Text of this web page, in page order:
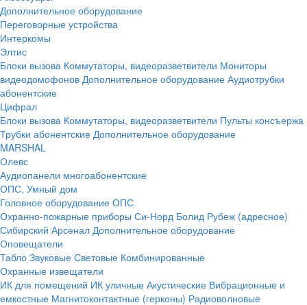
Дополнительное оборудование
Переговорные устройства
Интеркомы
Элтис
Блоки вызова Коммутаторы, видеоразветвители Мониторы
видеодомофонов Дополнительное оборудование Аудиотрубки
абонентские
Цифрал
Блоки вызова Коммутаторы, видеоразветвители Пульты консъержа
Трубки абонентские Дополнительное оборудование
MARSHAL
Олевс
Аудиопанели многоабонентские
ОПС, Умный дом
Головное оборудование ОПС
Охранно-пожарные приборы Си-Норд Болид Рубеж (адресное)
Сибирский Арсенал Дополнительное оборудование
Оповещатели
Табло Звуковые Световые Комбинированные
Охранные извещатели
ИК для помещений ИК уличные Акустические Вибрационные и
емкостные Магнитоконтактные (герконы) Радиоволновые